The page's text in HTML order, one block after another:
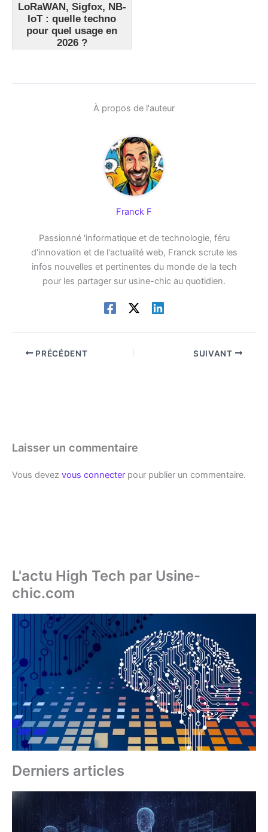
LoRaWAN, Sigfox, NB-
IoT : quelle techno
pour quel usage en
2026 ?
À propos de l'auteur
Franck F
Passionné 'informatique et de technologie, féru
d'innovation et de l'actualité web, Franck scrute les
infos nouvelles et pertinentes du monde de la tech
pour les partager sur usine-chic au quotidien.
PRÉCÉDENT SUIVANT
Laisser un commentaire
Vous devez vous connecter pour publier un commentaire.
L'actu High Tech par Usine-
chic.com
Derniers articles